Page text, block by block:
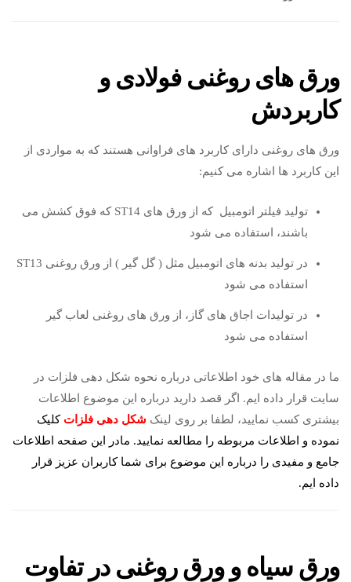
ورق های روغنی فولادی و
کاربردش
ورق های روغنی دارای کاربرد های فراوانی هستند که به مواردی از
این کاربرد ها اشاره می کنیم:
تولید فیلتر اتومبیل که از ورق های ST14 که فوق کشش می
باشند، استفاده می شود
در تولید بدنه های اتومبیل مثل ( گل گیر ) از ورق روغنی ST13
استفاده می شود
در تولیدات اجاق های گاز، از ورق های روغنی لعاب گیر
استفاده می شود
ما در مقاله های خود اطلاعاتی درباره نحوه شکل دهی فلزات در
سایت قرار داده ایم. اگر قصد دارید درباره این موضوع اطلاعات
بیشتری کسب نمایید، لطفا بر روی لینک شکل دهی فلزات کلیک
نموده و اطلاعات مربوطه را مطالعه نمایید. مادر این صفحه اطلاعات
جامع و مفیدی را درباره این موضوع برای شما کاربران عزیز قرار
داده ایم.
ورق سیاه و ورق روغنی در تفاوت